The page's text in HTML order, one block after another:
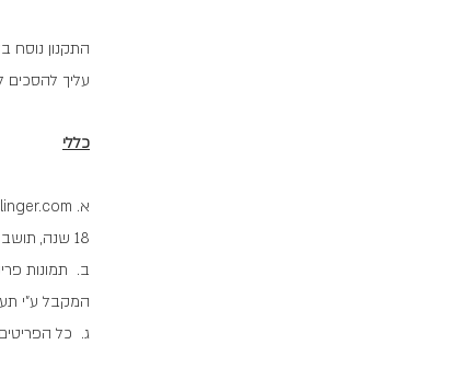
התקנון נוסח
עליך להסכים
כללי
א.
18 שנה, תושב ישראל ובעל כרטיס אשראי בתוקף רשאי לבצע רכישה באתר או רכישה טלפונית.
ב. תמונות
המקבל ע"י
ג. כל